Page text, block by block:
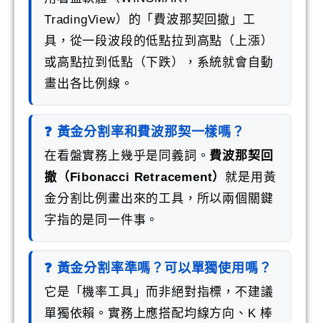
TradingView）的「費波那契回撤」工
具，從一段波段的低點拉到高點（上漲）
或高點拉到低點（下跌），系統就會自動
畫出各比例線。
❓ 黃金分割率和費波那契一樣嗎？
在看盤實務上幾乎是同義詞。費波那契回
撤（Fibonacci Retracement） 就是用黃
金分割比例畫出來的工具，所以兩個關鍵
字指的是同一件事。
❓ 黃金分割率準嗎？可以單獨使用嗎？
它是「機率工具」而非絕對指標，不建議
單獨依賴。實務上應搭配均線方向、K 棒